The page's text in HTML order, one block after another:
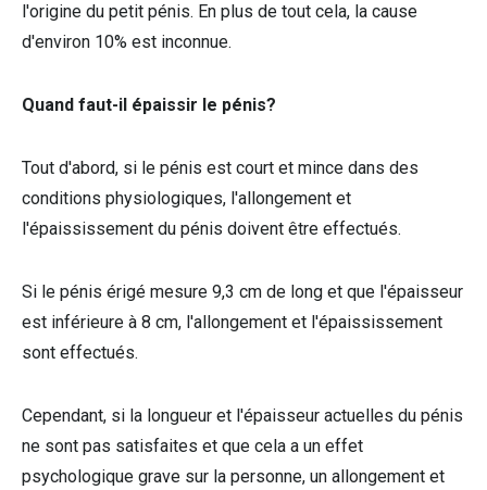
l'origine du petit pénis. En plus de tout cela, la cause
d'environ 10% est inconnue.
Quand faut-il épaissir le pénis?
Tout d'abord, si le pénis est court et mince dans des
conditions physiologiques, l'allongement et
l'épaississement du pénis doivent être effectués.
Si le pénis érigé mesure 9,3 cm de long et que l'épaisseur
est inférieure à 8 cm, l'allongement et l'épaississement
sont effectués.
Cependant, si la longueur et l'épaisseur actuelles du pénis
ne sont pas satisfaites et que cela a un effet
psychologique grave sur la personne, un allongement et